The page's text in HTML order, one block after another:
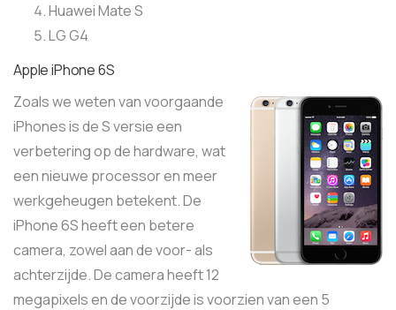
Huawei Mate S
LG G4
Apple iPhone 6S
Zoals we weten van voorgaande
iPhones is de S versie een
verbetering op de hardware, wat
een nieuwe processor en meer
werkgeheugen betekent. De
iPhone 6S heeft een betere
camera, zowel aan de voor- als
achterzijde. De camera heeft 12
megapixels en de voorzijde is voorzien van een 5